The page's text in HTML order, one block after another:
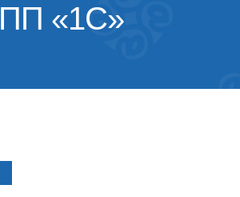
ПП «1С»